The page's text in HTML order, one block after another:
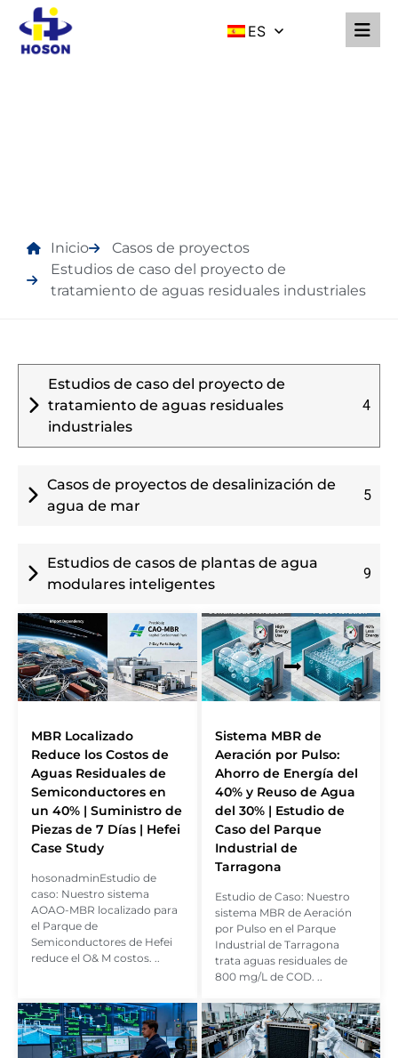
ES
Inicio
Casos de proyectos
Estudios de caso del proyecto de
tratamiento de aguas residuales industriales
Estudios de caso del proyecto de
tratamiento de aguas residuales
industriales
4
Casos de proyectos de desalinización de
agua de mar
5
Estudios de casos de plantas de agua
modulares inteligentes
9
MBR Localizado
Reduce los Costos de
Aguas Residuales de
Semiconductores en
un 40% | Suministro de
Piezas de 7 Días | Hefei
Case Study
hosonadminEstudio de
caso: Nuestro sistema
AOAO-MBR localizado para
el Parque de
Semiconductores de Hefei
reduce el O& M costos. ..
Sistema MBR de
Aeración por Pulso:
Ahorro de Energía del
40% y Reuso de Agua
del 30% | Estudio de
Caso del Parque
Industrial de
Tarragona
Estudio de Caso: Nuestro
sistema MBR de Aeración
por Pulso en el Parque
Industrial de Tarragona
trata aguas residuales de
800 mg/L de COD. ..